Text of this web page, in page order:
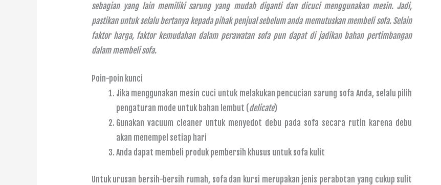
sebagian yang lain memiliki sarung yang mudah diganti dan dicuci menggunakan mesin. Jadi,
pastikan untuk selalu bertanya kepada pihak penjual sebelum anda memutuskan membeli sofa. Selain
faktor harga, faktor kemudahan dalam perawatan sofa pun dapat di jadikan bahan pertimbangan
dalam membeli sofa.
Poin-poin kunci
Jika menggunakan mesin cuci untuk melakukan pencucian sarung sofa Anda, selalu pilih
pengaturan mode untuk bahan lembut (delicate)
Gunakan vacuum cleaner untuk menyedot debu pada sofa secara rutin karena debu
akan menempel setiap hari
Anda dapat membeli produk pembersih khusus untuk sofa kulit
Untuk urusan bersih-bersih rumah, sofa dan kursi merupakan jenis perabotan yang cukup sulit